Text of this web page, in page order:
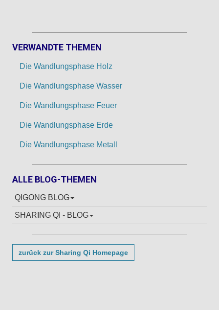
VERWANDTE THEMEN
Die Wandlungsphase Holz
Die Wandlungsphase Wasser
Die Wandlungsphase Feuer
Die Wandlungsphase Erde
Die Wandlungsphase Metall
ALLE BLOG-THEMEN
QIGONG BLOG
SHARING QI - BLOG
zurück zur Sharing Qi Homepage